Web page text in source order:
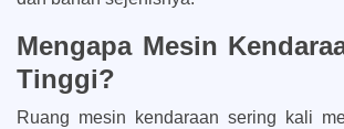
Mengapa Mesin
Tinggi?
Ruang mesin kendaraan sering kali